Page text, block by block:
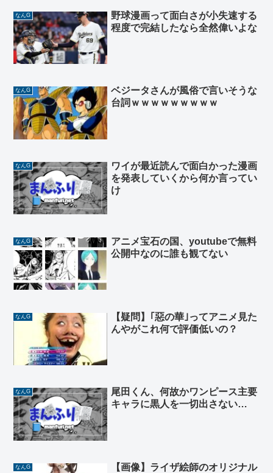
なんG
野球漫画って面白さが小失速する
程度で完結したなら全然偉いよな
なんG
ベジータさんが風俗で言いそうな
台詞ｗｗｗｗｗｗｗｗｗ
なんG
ワイが最近読んで面白かった漫画
を発表していくから何か言ってい
け
なんG
アニメ宝石の国、youtubeで無料
公開中なのに誰も観てない
なんG
【疑問】｢惡の華｣ってアニメ見た
んやがこれ何で評価低いの？
なんG
尾田くん、何故かワンピース主要
キャラに黒人を一切出さない…
なんG
【画像】ライザ絵師のオリジナル